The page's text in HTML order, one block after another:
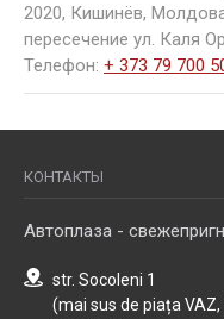
2020, Кишинёв,
пересечение ул. Каля
Телефон: + 373 79 700
КОНТАКТЫ
Автоплаза -
str. Socoleni 1
(mai sus de piața